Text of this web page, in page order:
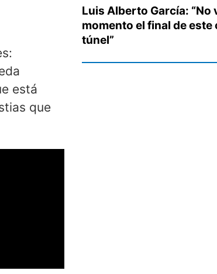
está
que
Luis Alberto García: “No
momento el final de
túnel”